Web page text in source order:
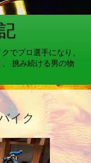
でプロ選手になり、
挑み続ける男の物
イク